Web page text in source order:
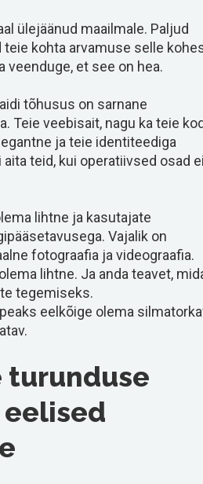
ülejäänud maailmale. Paljud
teie kohta arvamuse selle
veenduge, et see on hea.
tõhusus on sarnane
Teie veebisait, nagu ka teie
ja teie identiteediga
teid, kui operatiivsed osad
lihtne ja kasutajate
Vajalik on
fotograafia ja videograafia.
lihtne. Ja anda teavet,
tegemiseks.
eelkõige olema
turunduse